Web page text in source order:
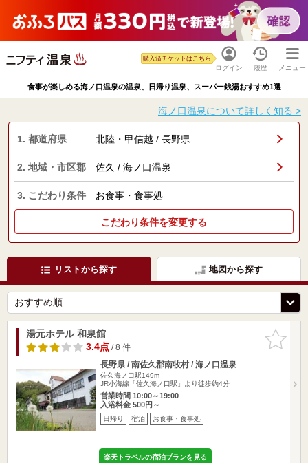
ログイン
購入済チケットはこちら
履歴 メニュー
食事が楽しめる海ノ口温泉の温泉、日帰り温泉、スーパー銭湯おすすめ1選
海ノ口温泉について詳しく知る >
1. 都道府県 北陸・甲信越 / 長野県
2. 地域・市区郡 佐久 / 海ノ口温泉
3. こだわり条件 お食事・食事処
こだわり条件を変更する
リストから探す 地図から探す
お気に入
りに追加
湯元ホテル 和泉館
3.4点/ 8 件
長野県 / 南佐久郡南牧村 / 海ノ口温泉
佐久海ノ口駅149m
JR小海線「佐久海ノ口駅」より徒歩約4分
営業時間 10:00～19:00
入浴料金 500円～
日帰り 宿泊 お食事・食事処
楽天トラベルの宿泊プランを見る